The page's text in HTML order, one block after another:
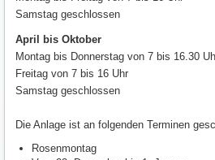
Samstag geschlossen
April bis Oktober
Montag bis Donnerstag von 7 bis 16.30
Freitag von 7 bis 16 Uhr
Samstag geschlossen
Die Anlage ist an folgenden Terminen
Rosenmontag